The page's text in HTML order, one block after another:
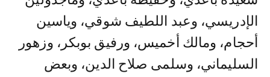
الإدريسي، وعبد اللطيف شوقي، وياسين
أحجام، ومالك أخميس، ورفيق بوبكر، وزهور
السليماني، وسلمى صلاح الدين، وبعض